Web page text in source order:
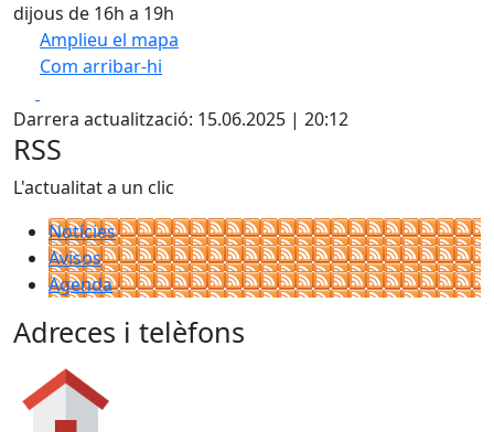
dijous de 16h a 19h
Amplieu el mapa
Com arribar-hi
+
−
Darrera actualització: 15.06.2025 | 20:12
RSS
L'actualitat a un clic
Notícies
Avisos
Agenda
Adreces i telèfons